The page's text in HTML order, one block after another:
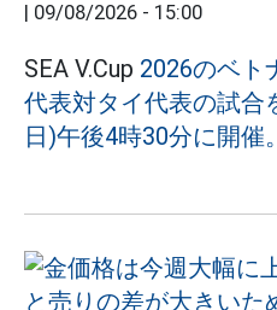
09/08/2026 - 15:00
SEA V.Cup 2026のベト
代表対タイ代表の試合
日)午後4時30分に開催。